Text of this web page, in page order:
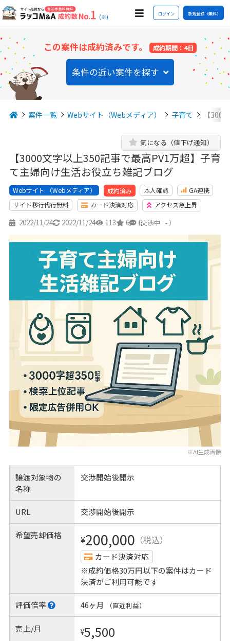
(※) ログイン 新規登録（無料）
この案件は成約済みです。 成約期間：4日
条件の近い案件を探す
案件一覧 Webサイト（Webメディア） 子育て 【
【3000文字以上350記事で最高PV1万超】子育
て主婦向け生活お役立ち雑記ブログ
気になる（値下げ通知）
Webサイト （Webメディア） 成約済み 本人確認
GA連携
サイト移行代行無料
カード決済対応 アクセス急上昇
2022/11/24 2022/11/24 113 6 6
（交渉中 : - ）
※AI生成画像
譲渡対象物の
名称
交渉開始後開示
URL 交渉開始後開示
希望売却価格 ¥200,000 （税込）
カード決済対応
※成約価格30万円以下の案件はカード
決済がご利用可能です
評価倍率 46ヶ月 （直近利益）
売上/月 ¥5,500